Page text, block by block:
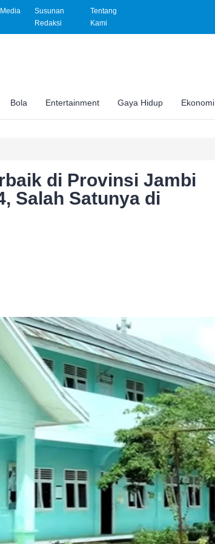
Susunan
Redaksi
Tentang
Kami
Bola Entertainment Gaya Hidup Ekonomi
di Provinsi Jambi
Salah Satunya di